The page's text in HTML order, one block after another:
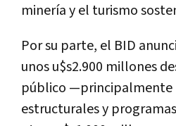
minería y el turismo
Por su parte, el BID
unos u$s2.900 millones
público —principalmente
estructurales y